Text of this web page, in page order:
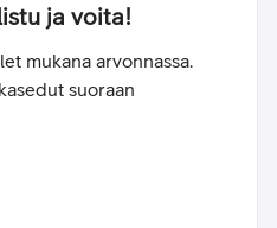
ja voita!
mukana arvonnassa.
suoraan